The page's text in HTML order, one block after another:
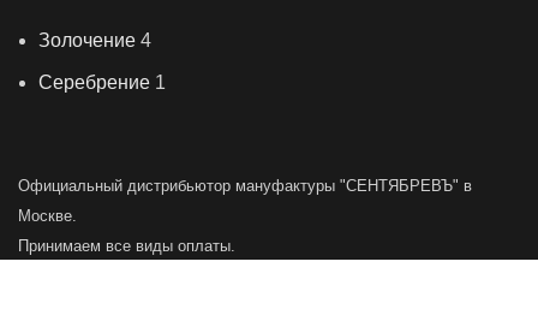
Золочение 4
Серебрение 1
Официальный дистрибьютор мануфактуры "СЕНТЯБРЕВЪ" в
Москве.
Принимаем все виды оплаты.